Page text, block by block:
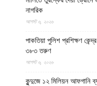
নাগরিক
আগস্ট ৬, ২০২৬
পাকতিয়া পুলিশ প্রশিক্ষণ
৩৮৩ তরুণ
আগস্ট ৬, ২০২৬
কুন্দুজে ১২ মিলিয়ন আফগানি